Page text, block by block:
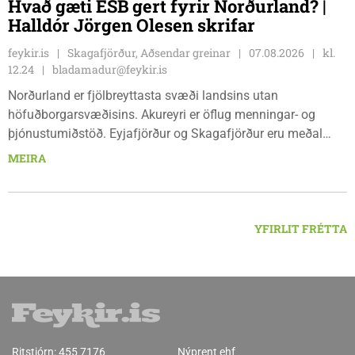
Hvað gæti ESB gert fyrir Norðurland? |
Halldór Jörgen Olesen skrifar
feykir.is Skagafjörður, Aðsendar greinar 07.08.2026
kl.
12.24
bladamadur@feykir.is
Norðurland er fjölbreyttasta svæði landsins utan
höfuðborgarsvæðisins. Akureyri er öflug menningar- og
þjónustumiðstöð. Eyjafjörður og Skagafjörður eru meðal
bestu landbúnaðarsvæða landsins. Dalvík, Siglufjörður og
svæðinu er verið að þróa orkuverkefni og nýsköpun.
MEIRA
YFIRLIT FRÉTTA
Ritstjórn:455 7176 Nýprent ehf